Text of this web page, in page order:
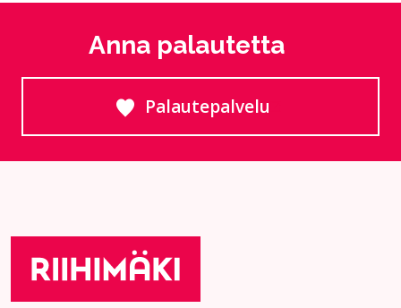
Anna palautetta
Palautepalvelu
Siirtyy ulkoiselle